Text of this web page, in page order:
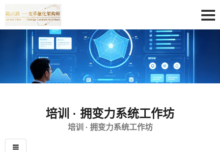
培训 · 拥变力系统工作坊
培训 · 拥变力系统工作坊